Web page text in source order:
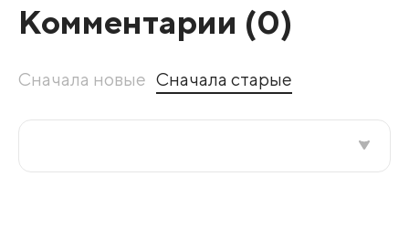
Комментарии (0)
Сначала новые Сначала старые